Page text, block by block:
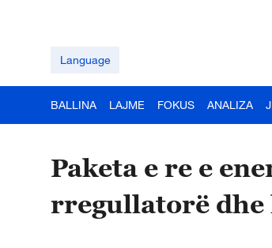
Language
BALLINA LAJME FOKUS ANALIZA
Paketa e re e
rregullatorë dhe